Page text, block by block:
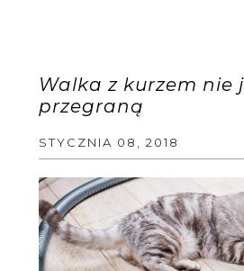
Walka z kurzem nie
przegraną
STYCZNIA 08, 2018